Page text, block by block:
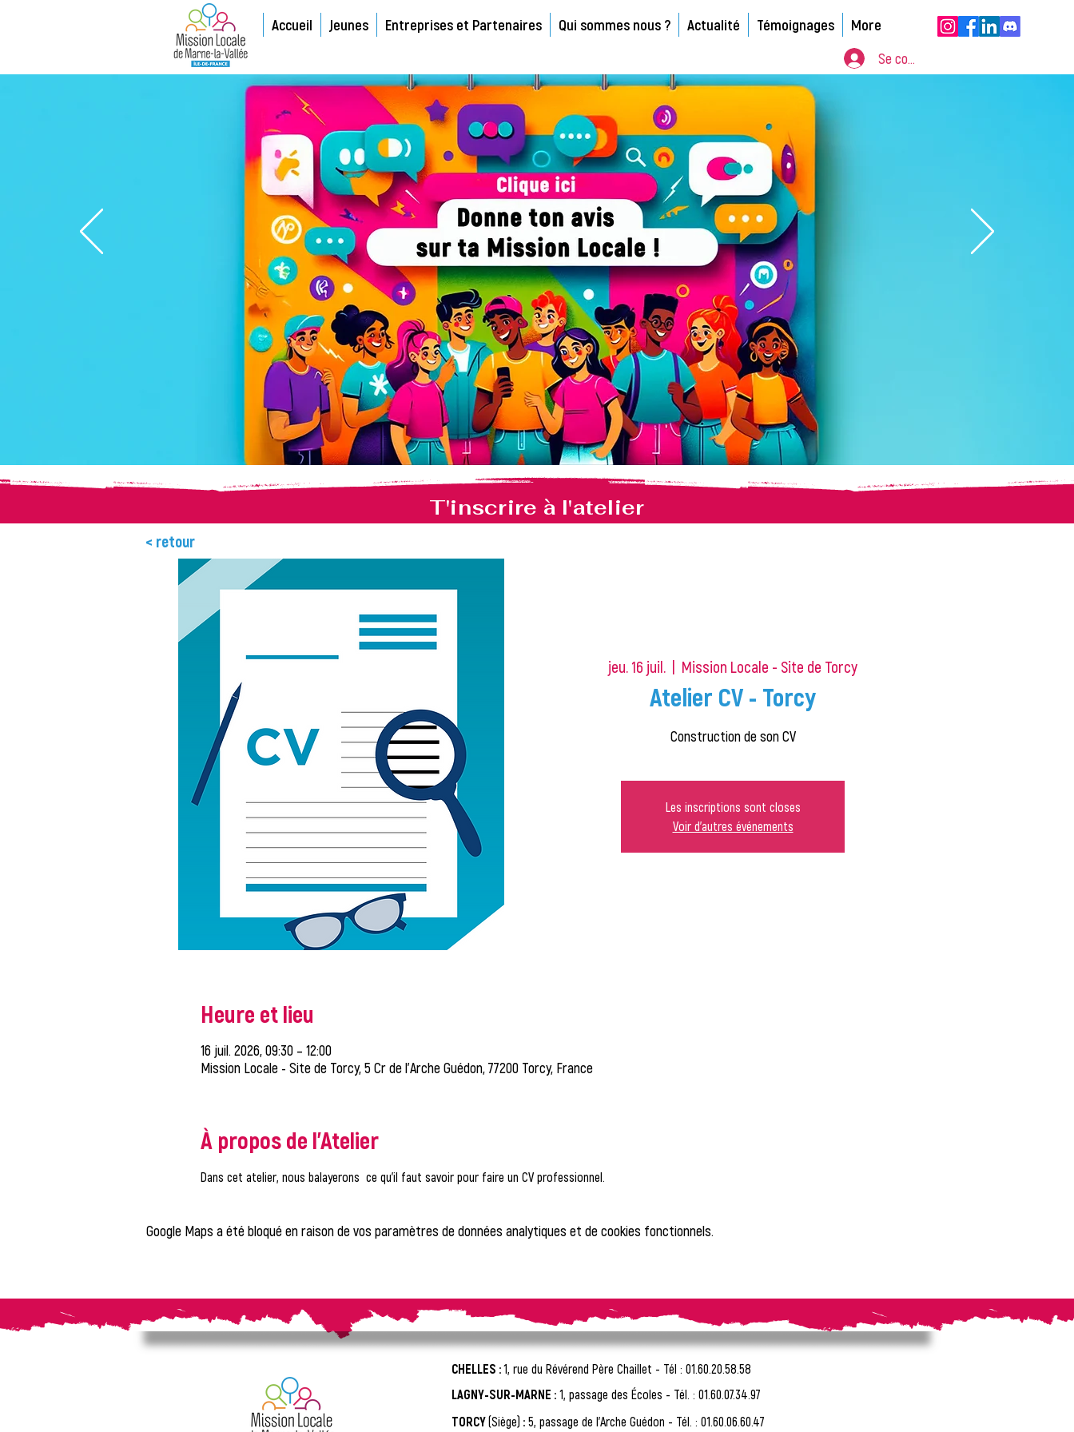
Accueil Jeunes Entreprises et Partenaires Qui sommes nous ? Actualité Témoignages More
Se connecter
T'inscrire à l'atelier
< retour
jeu. 16 juil.
  |
Mission Locale - Site de Torcy
Atelier CV - Torcy
Construction de son CV
Les inscriptions sont closes
Voir d'autres événements
Heure et lieu
16 juil. 2026, 09:30 – 12:00
Mission Locale - Site de Torcy, 5 Cr de l'Arche Guédon, 77200 Torcy, France
À propos de l'Atelier
Dans cet atelier, nous balayerons  ce qu'il faut savoir pour faire un CV professionnel.
Google Maps a été bloqué en raison de vos paramètres de données analytiques et de cookies fonctionnels.
CHELLES :1, rue du Révérend Père Chaillet - Tél : 01.60.20.58.58
LAGNY-SUR-MARNE : 1, passage des Écoles - Tél. : 01.60.07.34.97
TORCY(Siège) : 5, passage de l'Arche Guédon - Tél. : 01.60.06.60.47